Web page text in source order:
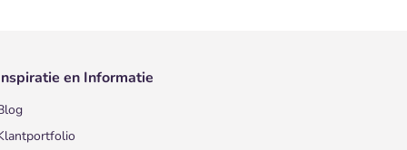
en Informatie